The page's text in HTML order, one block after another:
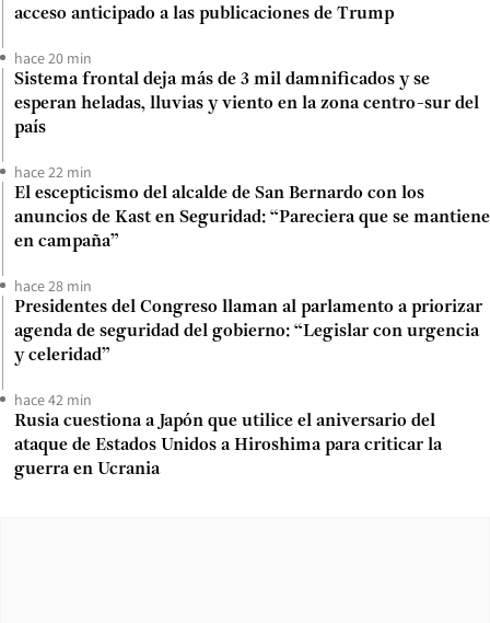
acceso anticipado a las publicaciones de Trump
hace 20 min
Sistema frontal deja más de 3 mil damnificados y se
esperan heladas, lluvias y viento en la zona centro-sur del
país
hace 22 min
El escepticismo del alcalde de San Bernardo con los
anuncios de Kast en Seguridad: “Pareciera que se mantiene
en campaña”
hace 28 min
Presidentes del Congreso llaman al parlamento a priorizar
agenda de seguridad del gobierno: “Legislar con urgencia
y celeridad”
hace 42 min
Rusia cuestiona a Japón que utilice el aniversario del
ataque de Estados Unidos a Hiroshima para criticar la
guerra en Ucrania